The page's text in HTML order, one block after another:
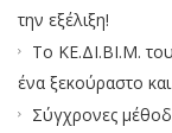
την εξέλιξη!
Το ΚΕ.ΔΙ.ΒΙ.Μ.
ένα ξεκούραστο
Σύγχρονες